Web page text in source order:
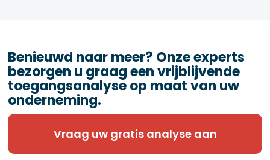
Benieuwd naar meer? Onze experts
bezorgen u graag een vrijblijvende
toegangsanalyse op maat van uw
onderneming.
Vraag uw gratis analyse aan